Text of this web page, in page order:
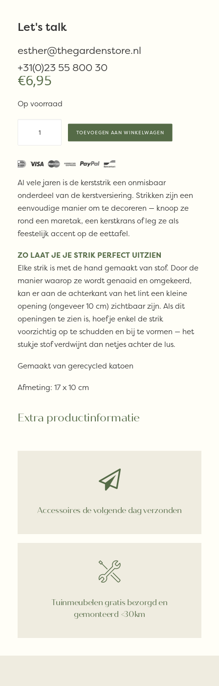
Let's talk
esther@thegardenstore.nl
+31(0)23 55 800 30
| BRUIN
€6,95
Op voorraad
|
KATOEN
17
X
10
CM
-
KERSTSTRIK
|
M
|
BRUIN
aantal
TOEVOEGEN AAN WINKELWAGEN
Al vele jaren is de kerststrik een onmisbaar
onderdeel van de kerstversiering. Strikken zijn een
eenvoudige manier om te decoreren — knoop ze
rond een maretak, een kerstkrans of leg ze als
feestelijk accent op de eettafel.
ZO LAAT JE JE STRIK PERFECT UITZIEN
Elke strik is met de hand gemaakt van stof. Door de
manier waarop ze wordt genaaid en omgekeerd,
kan er aan de achterkant van het lint een kleine
opening (ongeveer 10 cm) zichtbaar zijn. Als dit
openingen te zien is, hoef je enkel de strik
voorzichtig op te schudden en bij te vormen — het
stukje stof verdwijnt dan netjes achter de lus.
Gemaakt van gerecycled katoen
Afmeting: 17 x 10 cm
Extra productinformatie
Accessoires de volgende dag verzonden
Tuinmeubelen gratis bezorgd en
gemonteerd <30km